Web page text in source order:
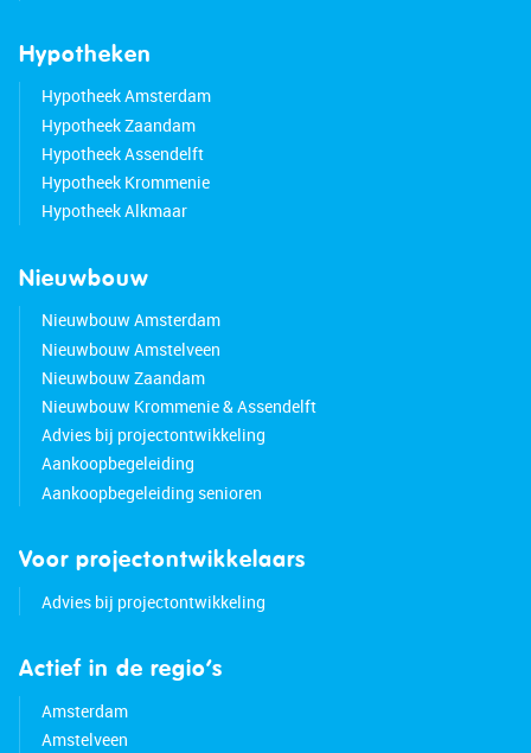
Hypotheken
Hypotheek Amsterdam
Hypotheek Zaandam
Hypotheek Assendelft
Hypotheek Krommenie
Hypotheek Alkmaar
Nieuwbouw
Nieuwbouw Amsterdam
Nieuwbouw Amstelveen
Nieuwbouw Zaandam
Nieuwbouw Krommenie & Assendelft
Advies bij projectontwikkeling
Aankoopbegeleiding
Aankoopbegeleiding senioren
Voor projectontwikkelaars
Advies bij projectontwikkeling
Actief in de regio’s
Amsterdam
Amstelveen